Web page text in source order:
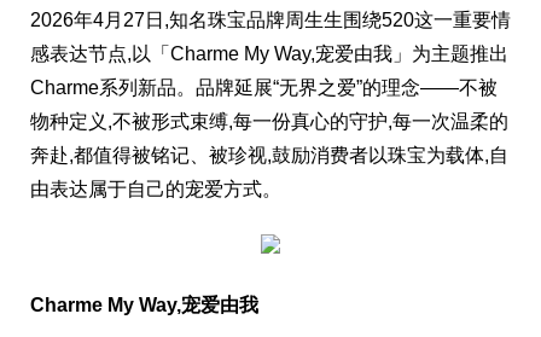
2026年4月27日,知名珠宝品牌周生生围绕520这一重要情
感表达节点,以「Charme My Way,宠爱由我」为主题推出
Charme系列新品。品牌延展“无界之爱”的理念——不被
物种定义,不被形式束缚,每一份真心的守护,每一次温柔的
奔赴,都值得被铭记、被珍视,鼓励消费者以珠宝为载体,自
由表达属于自己的宠爱方式。
Charme My Way,宠爱由我